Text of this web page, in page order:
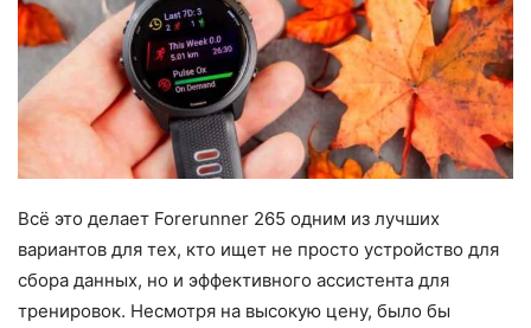
Всё это делает Forerunner 265 одним из лучших
вариантов для тех, кто ищет не просто устройство для
сбора данных, но и эффективного ассистента для
тренировок. Несмотря на высокую цену, было бы